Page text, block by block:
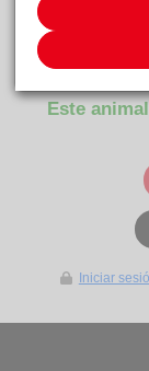
Negrita
Centro de
Este
Iniciar